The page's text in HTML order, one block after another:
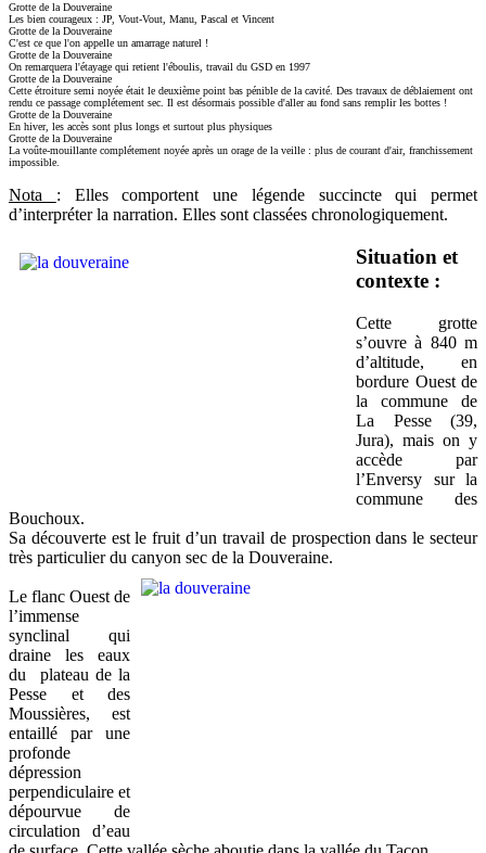
Grotte de la Douveraine
Les bien courageux : JP, Vout-Vout, Manu, Pascal et Vincent
Grotte de la Douveraine
C'est ce que l'on appelle un amarrage naturel !
Grotte de la Douveraine
On remarquera l'étayage qui retient l'éboulis, travail du GSD en 1997
Grotte de la Douveraine
Cette étroiture semi noyée était le deuxième point bas pénible de la cavité. Des travaux de déblaiement ont
rendu ce passage complétement sec. Il est désormais possible d'aller au fond sans remplir les bottes !
Grotte de la Douveraine
En hiver, les accès sont plus longs et surtout plus physiques
Grotte de la Douveraine
La voûte-mouillante complétement noyée après un orage de la veille : plus de courant d'air, franchissement
impossible.
Nota : Elles comportent une légende succincte qui permet
d’interpréter la narration. Elles sont classées chronologiquement.
Situation et
contexte :
Cette grotte
s’ouvre à 840 m
d’altitude, en
bordure Ouest de
la commune de
La Pesse (39,
Jura), mais on y
accède par
l’Enversy sur la
commune des
Bouchoux.
Sa découverte est le fruit d’un travail de prospection dans le secteur
très particulier du canyon sec de la Douveraine.
Le flanc Ouest de
l’immense
synclinal qui
draine les eaux
du plateau de la
Pesse et des
Moussières, est
entaillé par une
profonde
dépression
perpendiculaire et
dépourvue de
circulation d’eau